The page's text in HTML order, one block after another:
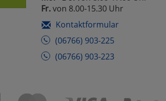
Fr.von 8.00-15.30 Uhr
Kontaktformular
(06766) 903-225
(06766) 903-223